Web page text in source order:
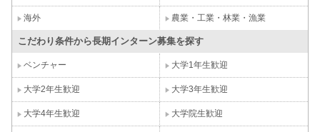
海外 農業・工業・林業・漁業
こだわり条件から長期インターン募集を探す
ベンチャー 大学1年生歓迎
大学2年生歓迎 大学3年生歓迎
大学4年生歓迎 大学院生歓迎